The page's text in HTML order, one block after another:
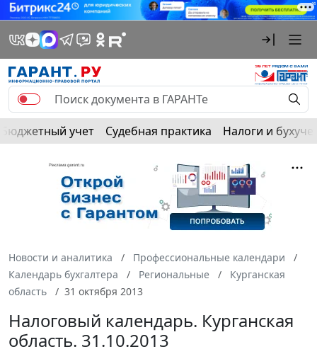
Бюджетный учет Судебная практика Налоги и
Новости и аналитика
Профессиональные календари
Календарь бухгалтера
Региональные
Курганская
область
31 октября 2013
Налоговый календарь. Курганская
область. 31.10.2013